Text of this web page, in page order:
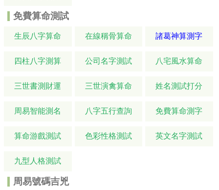
免費算命測試
生辰八字算命 在線稱骨算命 諸葛神算測字
四柱八字測算 公司名字測試 八宅風水算命
三世書測財運 三世演禽算命 姓名測試打分
周易智能測名 八字五行查詢 免費算命測字
算命游戲測試 色彩性格測試 英文名字測試
九型人格測試
周易號碼吉兇